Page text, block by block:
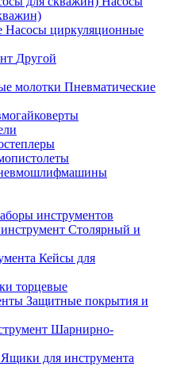
Насосы циркуляционные
Другой
Пневматические
инструментов
Столярный и
Кейсы для
торцевые
Защитные покрытия и
Шарнирно-
Ящики для инструмента